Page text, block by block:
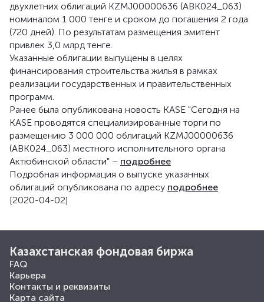
двухлетних облигаций KZMJ00000636 (ABK024_063)
номиналом 1 000 тенге и сроком до погашения 2 года
(720 дней). По результатам размещения эмитент
привлек 3,0 млрд тенге.
Указанные облигации выпущены в целях
финансирования строительства жилья в рамках
реализации государственных и правительственных
программ.
Ранее была опубликована новость KASE "Сегодня на
KASE проводятся специализированные торги по
размещению 3 000 000 облигаций KZMJ00000636
(ABK024_063) местного исполнительного органа
Актюбинской области" – подробнее
Подробная информация о выпуске указанных
облигаций опубликована по адресу подробнее
[2020-04-02]
Казахстанская фондовая биржа
FAQ
Карьера
Контакты и реквизиты
Карта сайта